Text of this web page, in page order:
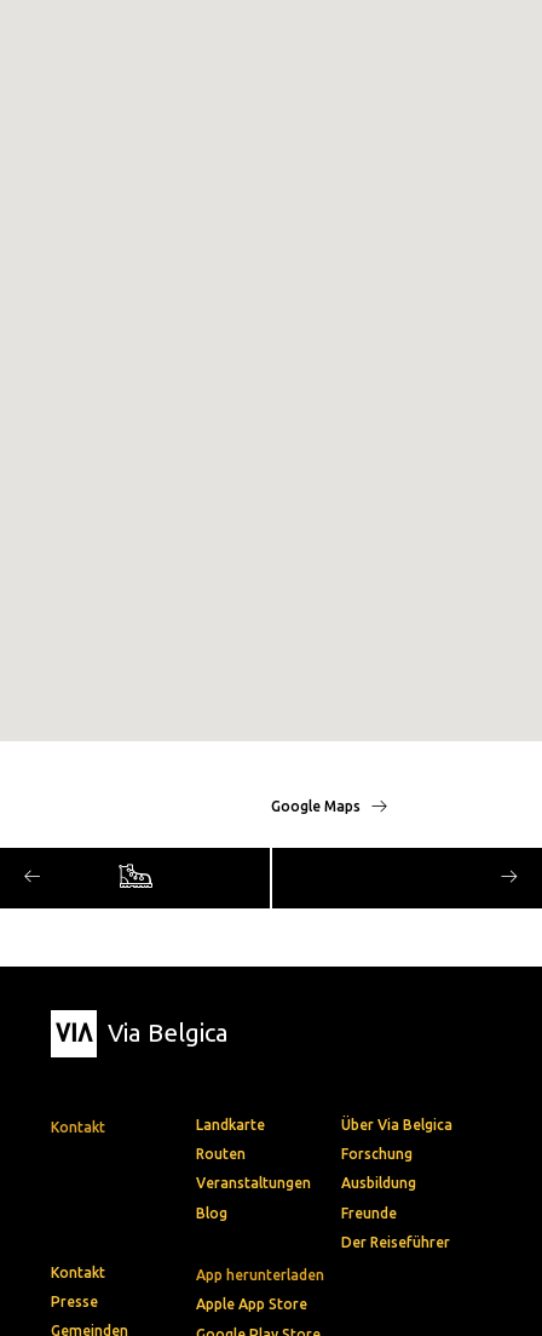
Google Maps
Via Belgica
Kontakt
App herunterladen
Apple App Store
Landkarte
Routen
Veranstaltungen
Blog
Über Via Belgica
Forschung
Ausbildung
Freunde
Der Reiseführer
Kontakt
Presse
Gemeinden